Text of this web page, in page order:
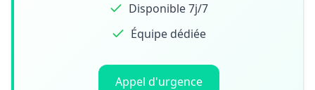
Disponible 7j/7
Équipe dédiée
Appel d'urgence